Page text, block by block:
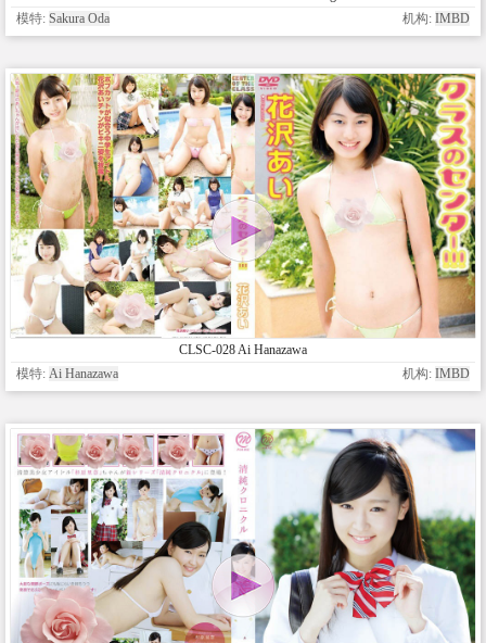
模特: Sakura Oda 机构: IMBD
CLSC-028 Ai Hanazawa
模特: Ai Hanazawa 机构: IMBD